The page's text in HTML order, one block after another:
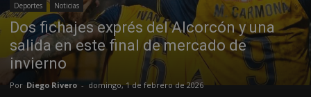
Deportes Noticias
Dos fichajes exprés del Alcorcón y una
salida en este final de mercado de
invierno
Por Diego Rivero - domingo, 1 de febrero de 2026